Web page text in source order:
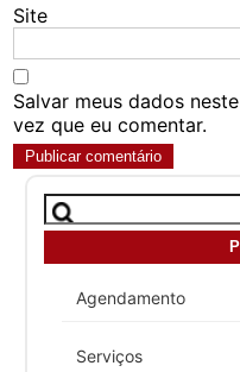
Site
Salvar meus dados
vez que eu comentar.
Agendamento
Serviços